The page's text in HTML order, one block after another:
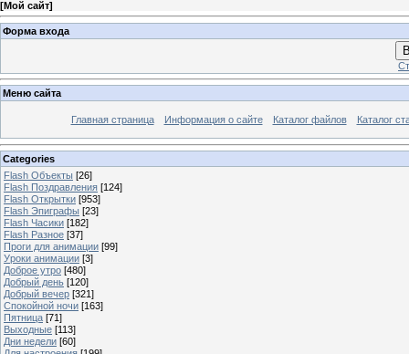
[Мой сайт]
Форма входа
Меню сайта
Главная страница Информация о сайте Каталог файлов Каталог
Categories
Flash Объекты [26]
Flash Поздравления [124]
Flash Открытки [953]
Flash Эпиграфы [23]
Flash Часики [182]
Flash Разное [37]
Проги для анимации [99]
Уроки анимации [3]
Доброе утро [480]
Добрый день [120]
Добрый вечер [321]
Спокойной ночи [163]
Пятница [71]
Выходные [113]
Дни недели [60]